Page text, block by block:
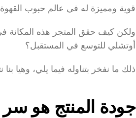
قوية ومميزة له في عالم حبوب القهوة
أوتشلي للتوسع في المستقبل؟
ذلك ما نفخر بتناوله فيما يلي،
جودة المنتج هو